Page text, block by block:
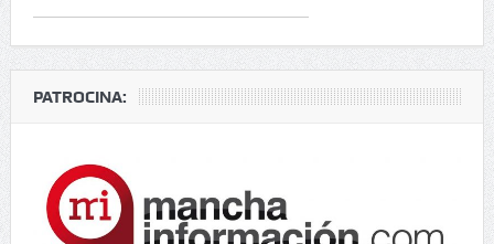
PATROCINA: